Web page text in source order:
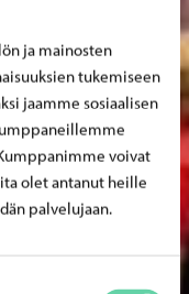
ja mainosten
tukemiseen
jaamme sosiaalisen
voivat
olet antanut heille
palvelujaan.